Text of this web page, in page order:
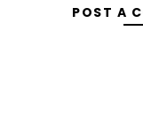
POST A